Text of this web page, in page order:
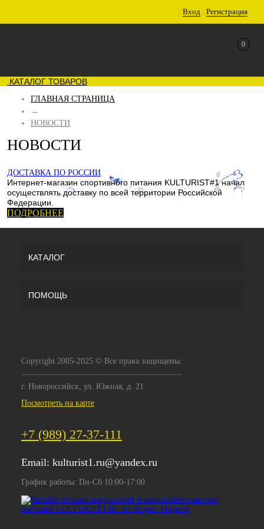
Вход Регистрация
0
КАТАЛОГ ТОВАРОВ
ГЛАВНАЯ СТРАНИЦА
→
НОВОСТИ
НОВОСТИ
ДОСТАВКА ПО РОССИИ
Интернет-магазин спортивного питания KULTURIST#1 начал
осуществлять доставку по всей территории Российской
Федерации.
ПОДРОБНЕЕ
КАТАЛОГ
ПОМОЩЬ
Copyright 2005-2025 © Все права защищены.
г. Новороссийск, ул. Южная, д. 21
Посмотреть на карте
+7 (989) 27-37-111
Email: kulturist1.ru@yandex.ru
График работы: Пн-Сб 10:00-17:00